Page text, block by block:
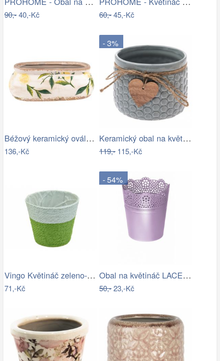
90,-40,-Kč 60,-45,-Kč
Béžový keramický oválný obal na…
136,-Kč
- 3%
Keramický obal na květináč Heart, šedá,…
119,-115,-Kč
Vingo Květináč zeleno-bílý s igelitovou…
71,-Kč
- 54%
Obal na květináč LACE 14cm
50,-23,-Kč